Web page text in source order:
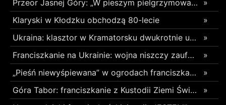
»
Przeor Jasnej Góry: „W pieszym pielgrzymowaniu jest coś niezwykłego”
»
Klaryski w Kłodzku obchodzą 80-lecie
»
Ukraina: klasztor w Kramatorsku dwukrotnie uszkodzony w ciągu trzech tygodni
»
Franciszkanie na Ukrainie: wojna niszczy zaufanie
»
„Pieśń niewyśpiewana” w ogrodach franciszkańskich w Radomsku
»
Góra Tabor: franciszkanie z Kustodii Ziemi Świętej świętowali Przemienienie Pańskie